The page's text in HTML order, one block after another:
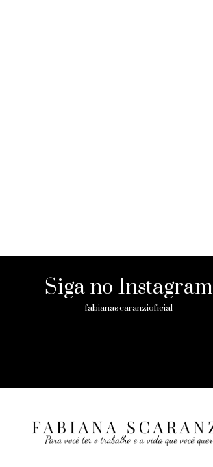
Siga no Instagram
fabianascaranzioficial